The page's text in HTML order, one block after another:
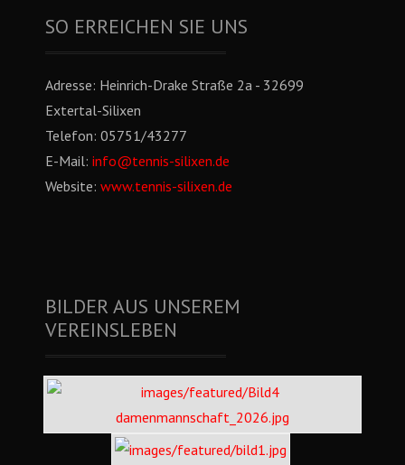
SO ERREICHEN SIE UNS
Adresse: Heinrich-Drake Straße 2a - 32699
Extertal-Silixen
Telefon: 05751/43277
E-Mail: info@tennis-silixen.de
Website: www.tennis-silixen.de
BILDER AUS UNSEREM
VEREINSLEBEN